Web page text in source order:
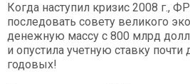
Когда наступил кризис 2008 г.,
последовать совету великого
денежную массу с 800 млрд
и опустила учетную ставку почти
годовых!